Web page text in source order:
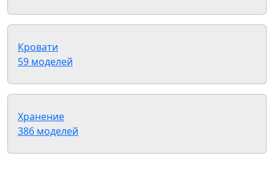
Кровати
59 моделей
Хранение
386 моделей